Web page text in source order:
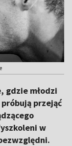
gdzie młodzi
przejąć
w